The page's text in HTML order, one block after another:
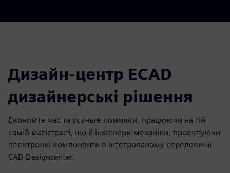
Дизайн-центр ECAD
дизайнерські рішення
Економте час та усуньте помилки, працюючи на тій
самій магістралі, що й інженери-механіки, проектуючи
електронні компоненти в інтегрованому середовищі
CAD Designcenter.